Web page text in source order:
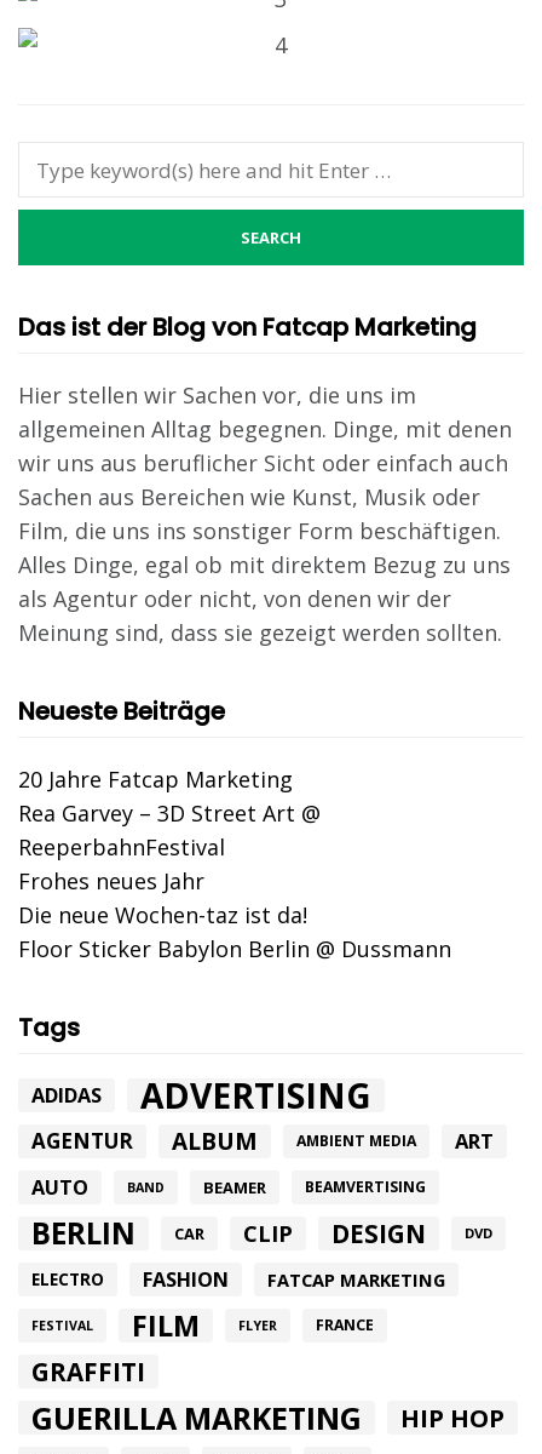
Das ist der Blog von Fatcap Marketing
Hier stellen wir Sachen vor, die uns im
allgemeinen Alltag begegnen. Dinge, mit denen
wir uns aus beruflicher Sicht oder einfach auch
Sachen aus Bereichen wie Kunst, Musik oder
Film, die uns ins sonstiger Form beschäftigen.
Alles Dinge, egal ob mit direktem Bezug zu uns
als Agentur oder nicht, von denen wir der
Meinung sind, dass sie gezeigt werden sollten.
Neueste Beiträge
20 Jahre Fatcap Marketing
Rea Garvey – 3D Street Art @
ReeperbahnFestival
Frohes neues Jahr
Die neue Wochen-taz ist da!
Floor Sticker Babylon Berlin @ Dussmann
Tags
ADIDAS ADVERTISING
AGENTUR ALBUM AMBIENT MEDIA ART
AUTO BAND BEAMER BEAMVERTISING
BERLIN CAR CLIP DESIGN DVD
ELECTRO FASHION FATCAP MARKETING
FESTIVAL FILM FLYER FRANCE
GRAFFITI
GUERILLA MARKETING HIP HOP